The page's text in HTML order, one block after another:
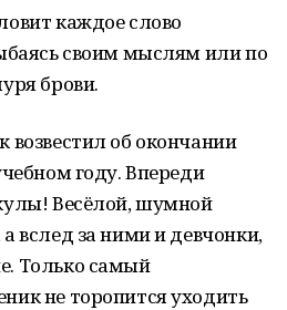
каждое слово
своим мыслям или по
брови.
об окончании
году. Впереди
Весёлой, шумной
вслед за ними и девчонки,
Только самый
не торопится уходить